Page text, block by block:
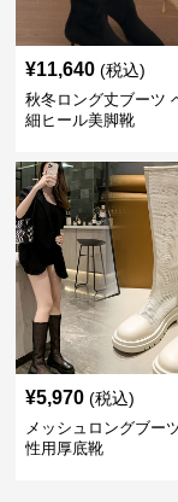
¥11,640 (税込)
秋冬ロング丈ブーツ
細ヒール美脚靴
¥5,970 (税込)
メッシュロングブー
性用厚底靴